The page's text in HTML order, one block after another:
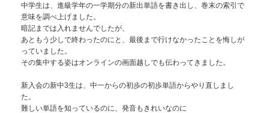
中学生は、進級学年の一学期分の新出単語を書き出し、巻末の索引で
意味を調べ上げました。
暗記までは入れませんでしたが、
あともう少しで終わったのにと、最後まで行けなかったことを悔しが
っていました。
その集中する姿はオンラインの画面越しでも伝わってきました。
新入会の新中3生は、中一からの初歩の初歩単語からやり直しまし
た。
難しい単語を知っているのに、発音もきれいなのに